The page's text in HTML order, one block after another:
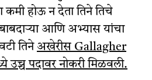
कमी होऊ न देता तिने तिचे
आणि अभ्यास यांचा
तिने अखेरीस Gallagher
पदावर नोकरी मिळवली.